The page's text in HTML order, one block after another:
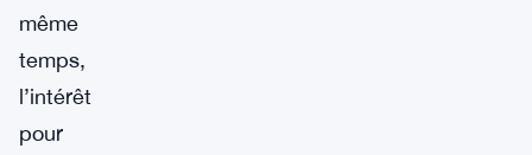
même
temps,
l’intérêt
pour